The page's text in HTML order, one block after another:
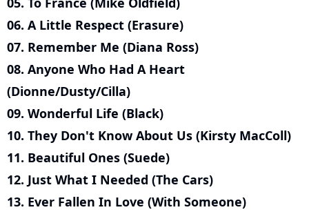
06. A Little Respect (Erasure)
07. Remember Me (Diana Ross)
08. Anyone Who Had A Heart
(Dionne/Dusty/Cilla)
09. Wonderful Life (Black)
10. They Don't Know About Us (Kirsty MacColl)
11. Beautiful Ones (Suede)
12. Just What I Needed (The Cars)
13. Ever Fallen In Love (With Someone)